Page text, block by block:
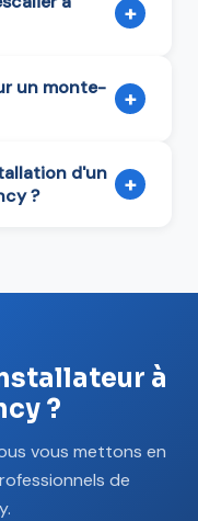
+
un monte-
+
d'un
?
+
à
?
vous mettons en
de